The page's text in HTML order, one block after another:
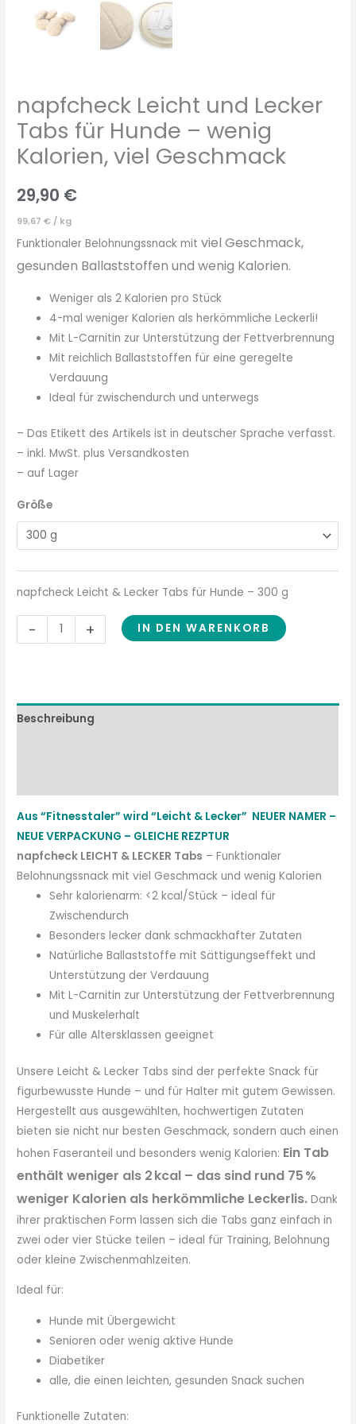
napfcheck Leicht und Lecker
Tabs für Hunde – wenig
Kalorien, viel Geschmack
29,90 €
99,67€ / kg
Funktionaler Belohnungssnack mitviel Geschmack,
gesunden Ballaststoffen und wenig Kalorien.
Weniger als 2 Kalorien pro Stück
4-mal weniger Kalorien als herkömmliche Leckerli!
Mit L-Carnitin zur Unterstützung der Fettverbrennung
Mit reichlich Ballaststoffen für eine geregelte
Verdauung
Ideal für zwischendurch und unterwegs
– Das Etikett des Artikels ist in deutscher Sprache verfasst.
– inkl. MwSt. plus Versandkosten
– auf Lager
Größe
napfcheck Leicht & Lecker Tabs für Hunde – 300 g
- + IN DEN WARENKORB
Beschreibung
Aus “Fitnesstaler” wird “Leicht & Lecker” NEUER NAMER –
NEUE VERPACKUNG – GLEICHE REZPTUR
napfcheck LEICHT & LECKER Tabs – Funktionaler
Belohnungssnack mit viel Geschmack und wenig Kalorien
Sehr kalorienarm: <2 kcal/Stück – ideal für
Zwischendurch
Besonders lecker dank schmackhafter Zutaten
Natürliche Ballaststoffe mit Sättigungseffekt und
Unterstützung der Verdauung
Mit L-Carnitin zur Unterstützung der Fettverbrennung
und Muskelerhalt
Für alle Altersklassen geeignet
Unsere Leicht & Lecker Tabs sind der perfekte Snack für
figurbewusste Hunde – und für Halter mit gutem Gewissen.
Hergestellt aus ausgewählten, hochwertigen Zutaten
bieten sie nicht nur besten Geschmack, sondern auch einen
hohen Faseranteil und besonders wenig Kalorien: Ein Tab
enthält weniger als 2 kcal – das sind rund 75 %
weniger Kalorien als herkömmliche Leckerlis.Dank
ihrer praktischen Form lassen sich die Tabs ganz einfach in
zwei oder vier Stücke teilen – ideal für Training, Belohnung
oder kleine Zwischenmahlzeiten.
Ideal für:
Hunde mit Übergewicht
Senioren oder wenig aktive Hunde
Diabetiker
alle, die einen leichten, gesunden Snack suchen
Funktionelle Zutaten: